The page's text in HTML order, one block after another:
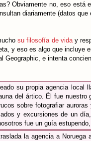
Obviamente no, eso está
diariamente (datos
su filosofía de viday
y eso es algo que incluye
Geographic, e intenta
su propia agencia local
del ártico. Él fue
sobre fotografiar
y excursiones de un
fue un guía
la agencia a